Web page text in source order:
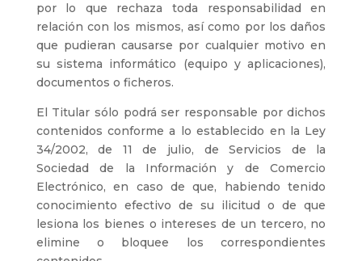
por lo que rechaza toda responsabilidad en
relación con los mismos, así como por los daños
que pudieran causarse por cualquier motivo en
su sistema informático (equipo y aplicaciones),
documentos o ficheros.
El Titular sólo podrá ser responsable por dichos
contenidos conforme a lo establecido en la Ley
34/2002, de 11 de julio, de Servicios de la
Sociedad de la Información y de Comercio
Electrónico, en caso de que, habiendo tenido
conocimiento efectivo de su ilicitud o de que
lesiona los bienes o intereses de un tercero, no
elimine o bloquee los correspondientes